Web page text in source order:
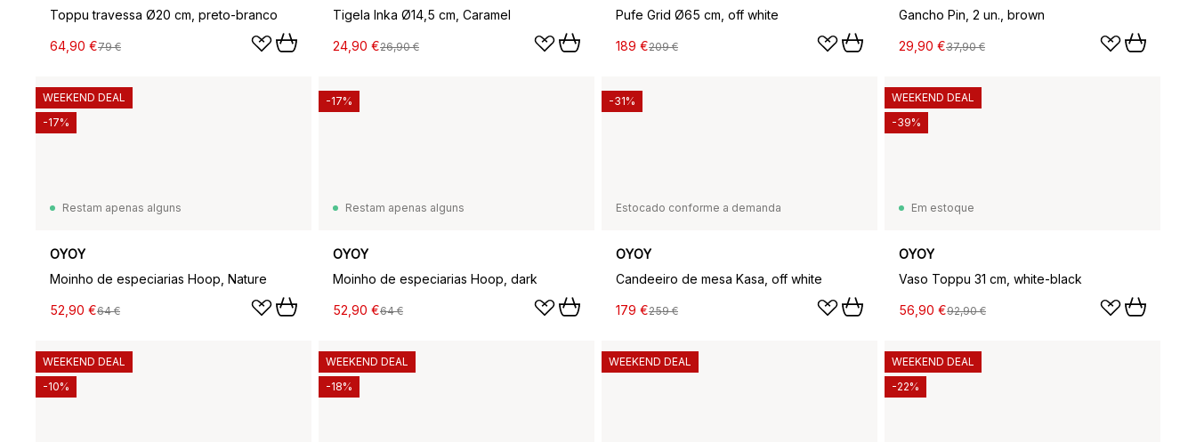
Toppu travessa Ø20 cm, preto-branco
64,90 €79 €
Tigela Inka Ø14,5 cm, Caramel
24,90 €26,90 €
Pufe Grid Ø65 cm, off white
189 €209 €
Gancho Pin, 2 un., brown
29,90 €37,90 €
Restam apenas alguns
OYOY
Moinho de especiarias Hoop, Nature
52,90 €64 €
WEEKEND DEAL
-17%
Restam apenas alguns
OYOY
Moinho de especiarias Hoop, dark
52,90 €64 €
-17%
Estocado conforme a demanda
OYOY
Candeeiro de mesa Kasa, off white
179 €259 €
-31%
Em estoque
OYOY
Vaso Toppu 31 cm, white-black
56,90 €92,90 €
WEEKEND DEAL
-39%
WEEKEND DEAL
-10%
WEEKEND DEAL
-18%
WEEKEND DEAL
WEEKEND DEAL
-22%